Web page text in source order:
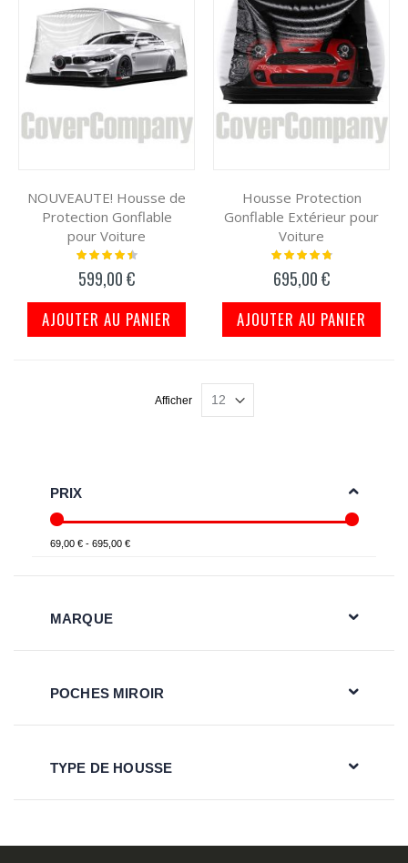
NOUVEAUTE! Housse de
Protection Gonflable
pour Voiture
Notation:
599,00 €
AJOUTER AU PANIER
Housse Protection
Gonflable Extérieur pour
Voiture
Notation:
695,00 €
AJOUTER AU PANIER
Afficher
PRIX
69,00 € - 695,00 €
MARQUE
POCHES MIROIR
TYPE DE HOUSSE